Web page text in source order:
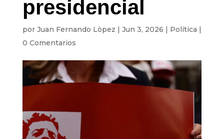
presidencial
por Juan Fernando Lòpez | Jun 3, 2026 | Política |
0 Comentarios